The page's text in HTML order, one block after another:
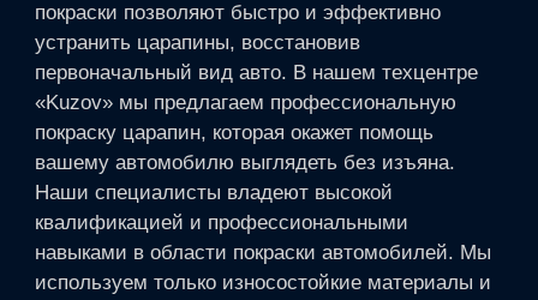
покраски позволяют быстро и эффективно
устранить царапины, восстановив
первоначальный вид авто. В нашем техцентре
«Kuzov» мы предлагаем профессиональную
покраску царапин, которая окажет помощь
вашему автомобилю выглядеть без изъяна.
Наши специалисты владеют высокой
квалификацией и профессиональными
навыками в области покраски автомобилей. Мы
используем только износостойкие материалы и